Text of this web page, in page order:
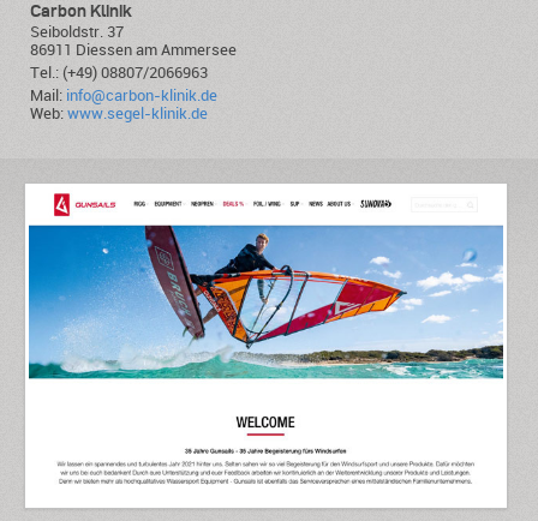
Carbon Klinik
Seiboldstr. 37
86911 Diessen am Ammersee
Tel.: (+49) 08807/2066963
Mail: info@carbon-klinik.de
Web: www.segel-klinik.de